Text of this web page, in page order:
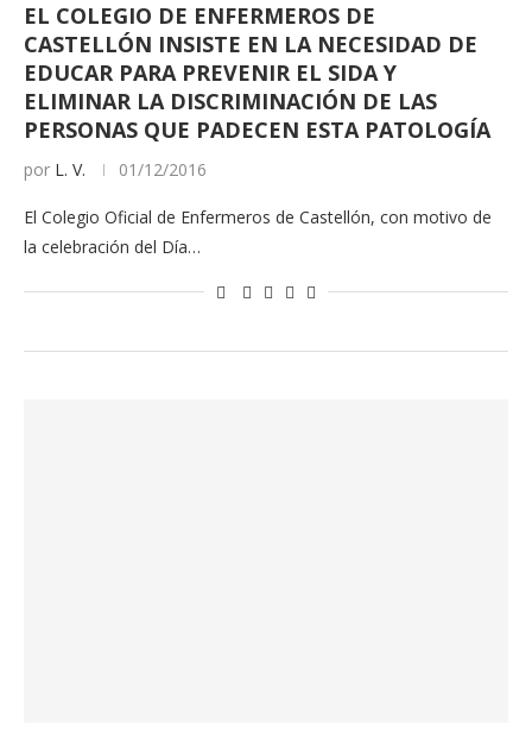
EL COLEGIO DE ENFERMEROS DE
CASTELLÓN INSISTE EN LA NECESIDAD DE
EDUCAR PARA PREVENIR EL SIDA Y
ELIMINAR LA DISCRIMINACIÓN DE LAS
PERSONAS QUE PADECEN ESTA PATOLOGÍA
por L. V. 01/12/2016
El Colegio Oficial de Enfermeros de Castellón, con motivo de
la celebración del Día…